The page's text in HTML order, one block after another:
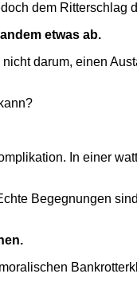
dem Ritterschlag
etwas ab.
darum, einen
In einer
Begegnungen